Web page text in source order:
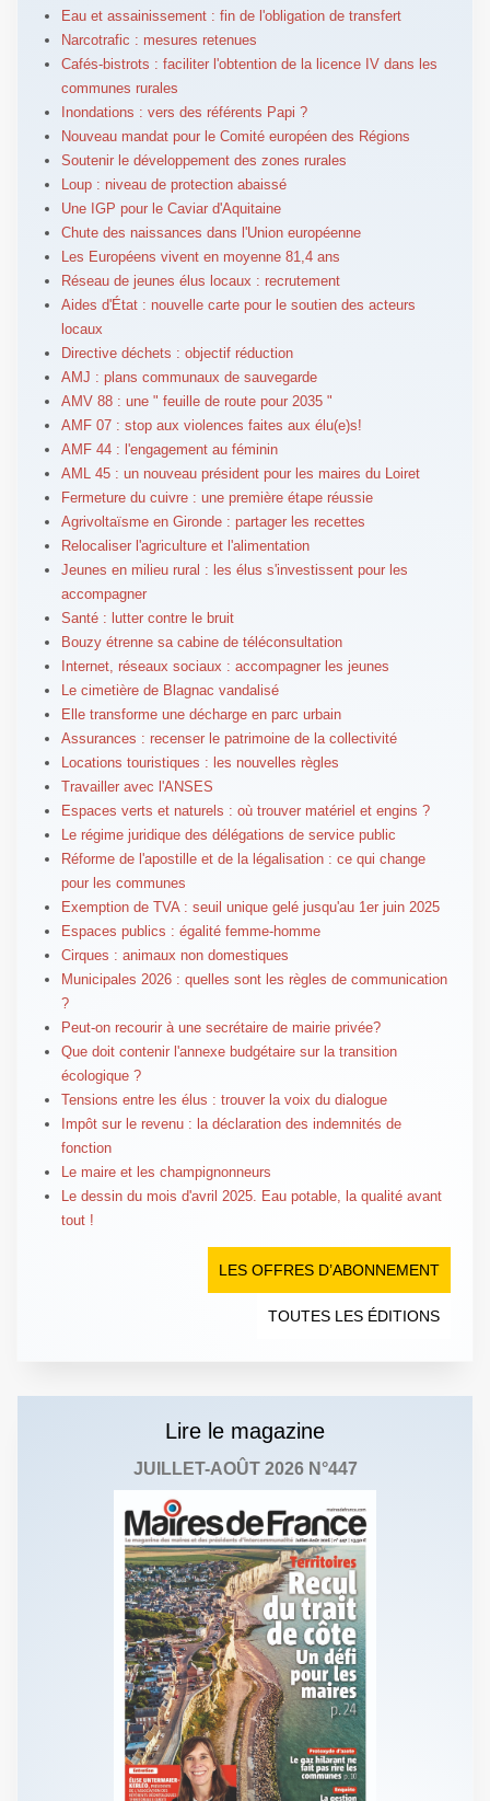
Eau et assainissement : fin de l'obligation de transfert
Narcotrafic : mesures retenues
Cafés-bistrots : faciliter l'obtention de la licence IV dans les
communes rurales
Inondations : vers des référents Papi ?
Nouveau mandat pour le Comité européen des Régions
Soutenir le développement des zones rurales
Loup : niveau de protection abaissé
Une IGP pour le Caviar d'Aquitaine
Chute des naissances dans l'Union européenne
Les Européens vivent en moyenne 81,4 ans
Réseau de jeunes élus locaux : recrutement
Aides d'État : nouvelle carte pour le soutien des acteurs
locaux
Directive déchets : objectif réduction
AMJ : plans communaux de sauvegarde
AMV 88 : une " feuille de route pour 2035 "
AMF 07 : stop aux violences faites aux élu(e)s!
AMF 44 : l'engagement au féminin
AML 45 : un nouveau président pour les maires du Loiret
Fermeture du cuivre : une première étape réussie
Agrivoltaïsme en Gironde : partager les recettes
Relocaliser l'agriculture et l'alimentation
Jeunes en milieu rural : les élus s'investissent pour les
accompagner
Santé : lutter contre le bruit
Bouzy étrenne sa cabine de téléconsultation
Internet, réseaux sociaux : accompagner les jeunes
Le cimetière de Blagnac vandalisé
Elle transforme une décharge en parc urbain
Assurances : recenser le patrimoine de la collectivité
Locations touristiques : les nouvelles règles
Travailler avec l'ANSES
Espaces verts et naturels : où trouver matériel et engins ?
Le régime juridique des délégations de service public
Réforme de l'apostille et de la légalisation : ce qui change
pour les communes
Exemption de TVA : seuil unique gelé jusqu'au 1er juin 2025
Espaces publics : égalité femme-homme
Cirques : animaux non domestiques
Municipales 2026 : quelles sont les règles de communication
?
Peut-on recourir à une secrétaire de mairie privée?
Que doit contenir l'annexe budgétaire sur la transition
écologique ?
Tensions entre les élus : trouver la voix du dialogue
Impôt sur le revenu : la déclaration des indemnités de
fonction
Le maire et les champignonneurs
Le dessin du mois d'avril 2025. Eau potable, la qualité avant
tout !
LES OFFRES D’ABONNEMENT
TOUTES LES ÉDITIONS
Lire le magazine
JUILLET-AOÛT 2026 N°447